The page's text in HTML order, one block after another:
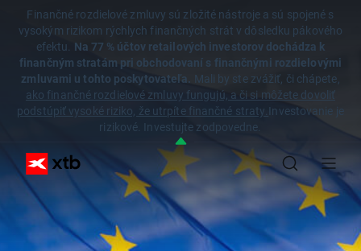
Finančné rozdielové zmluvy sú zložité nástroje a sú spojené s
vysokým rizikom rýchlych finančných strát v dôsledku pákového
efektu. Na 77 % účtov retailových investorov dochádza k
finančným stratám pri obchodovaní s finančnými rozdielovými
zmluvami u tohto poskytovateľa. Mali by ste zvážiť, či chápete,
ako finančné rozdielové zmluvy fungujú, a či si môžete dovoliť
podstúpiť vysoké riziko, že utrpíte finančné straty.Investovanie je
rizikové. Investujte zodpovedne.